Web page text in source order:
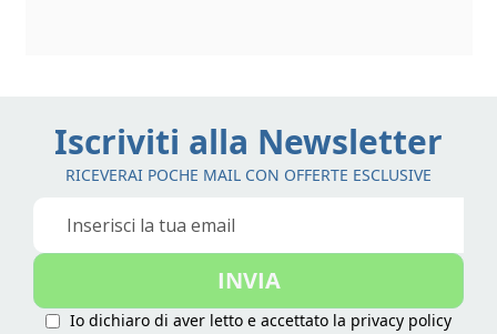
Iscriviti alla Newsletter
RICEVERAI POCHE MAIL CON OFFERTE ESCLUSIVE
Iscriviti
nostra
INVIA
Io dichiaro di aver letto e accettato la privacy policy